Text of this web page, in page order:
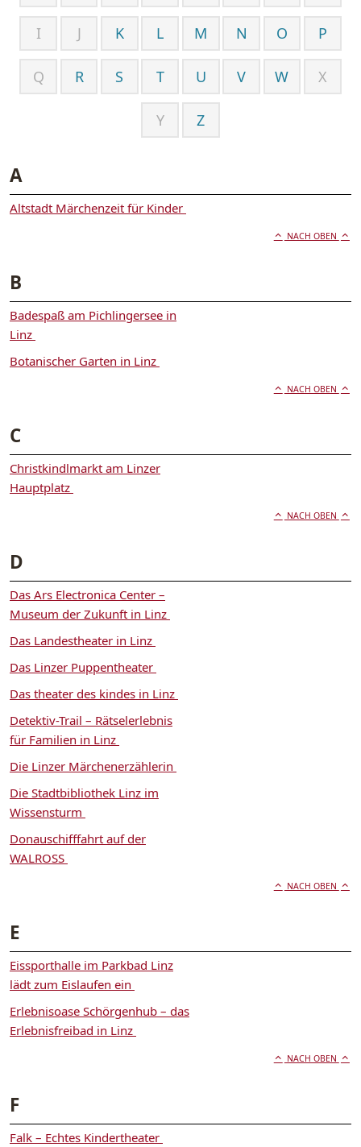
I J K L M N O P
Q R S T U V W X
Y Z
A
Altstadt Märchenzeit für Kinder
NACH OBEN
B
Badespaß am Pichlingersee in
Linz
Botanischer Garten in Linz
NACH OBEN
C
Christkindlmarkt am Linzer
Hauptplatz
NACH OBEN
D
Das Ars Electronica Center –
Museum der Zukunft in Linz
Das Landestheater in Linz
Das Linzer Puppentheater
Das theater des kindes in Linz
Detektiv-Trail – Rätselerlebnis
für Familien in Linz
Die Linzer Märchenerzählerin
Die Stadtbibliothek Linz im
Wissensturm
Donauschifffahrt auf der
WALROSS
NACH OBEN
E
Eissporthalle im Parkbad Linz
lädt zum Eislaufen ein
Erlebnisoase Schörgenhub – das
Erlebnisfreibad in Linz
NACH OBEN
F
Falk – Echtes Kindertheater